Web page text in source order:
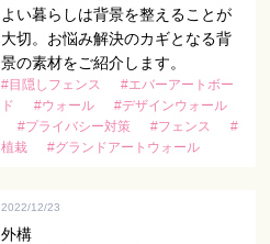
よい暮らしは背景を整えることが
大切。お悩み解決のカギとなる背
景の素材をご紹介します。
#目隠しフェンス
#エバーアートボー
ド
#ウォール
#デザインウォール
#プライバシー対策
#フェンス
#
植栽
#グランドアートウォール
2022/12/23
外構